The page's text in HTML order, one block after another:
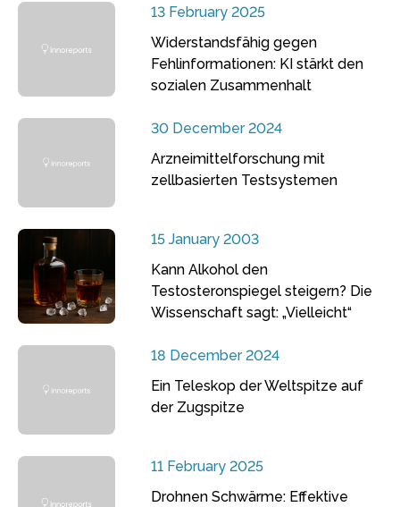
13 February 2025
Widerstandsfähig gegen
Fehlinformationen: KI stärkt den
sozialen Zusammenhalt
30 December 2024
Arzneimittelforschung mit
zellbasierten Testsystemen
15 January 2003
Kann Alkohol den
Testosteronspiegel steigern? Die
Wissenschaft sagt: „Vielleicht“
18 December 2024
Ein Teleskop der Weltspitze auf
der Zugspitze
11 February 2025
Drohnen Schwärme: Effektive